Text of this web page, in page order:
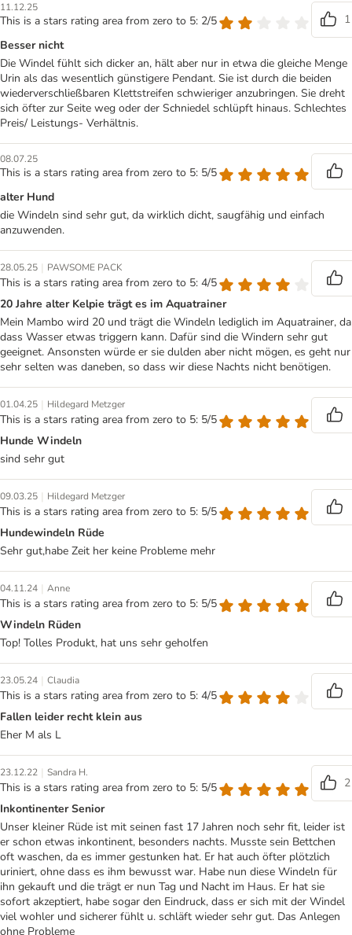
11.12.25
This is a stars rating area from zero to 5: 2/5
1
Besser nicht
Die Windel fühlt sich dicker an, hält aber nur in etwa die gleiche Menge
Urin als das wesentlich günstigere Pendant. Sie ist durch die beiden
wiederverschließbaren Klettstreifen schwieriger anzubringen. Sie dreht
sich öfter zur Seite weg oder der Schniedel schlüpft hinaus. Schlechtes
Preis/ Leistungs- Verhältnis.
08.07.25
This is a stars rating area from zero to 5: 5/5
alter Hund
die Windeln sind sehr gut, da wirklich dicht, saugfähig und einfach
anzuwenden.
28.05.25 | PAWSOME PACK
This is a stars rating area from zero to 5: 4/5
20 Jahre alter Kelpie trägt es im Aquatrainer
Mein Mambo wird 20 und trägt die Windeln lediglich im Aquatrainer, da
dass Wasser etwas triggern kann. Dafür sind die Windern sehr gut
geeignet. Ansonsten würde er sie dulden aber nicht mögen, es geht nur
sehr selten was daneben, so dass wir diese Nachts nicht benötigen.
01.04.25 | Hildegard Metzger
This is a stars rating area from zero to 5: 5/5
Hunde Windeln
sind sehr gut
09.03.25 | Hildegard Metzger
This is a stars rating area from zero to 5: 5/5
Hundewindeln Rüde
Sehr gut,habe Zeit her keine Probleme mehr
04.11.24 | Anne
This is a stars rating area from zero to 5: 5/5
Windeln Rüden
Top! Tolles Produkt, hat uns sehr geholfen
23.05.24 | Claudia
This is a stars rating area from zero to 5: 4/5
Fallen leider recht klein aus
Eher M als L
23.12.22 | Sandra H.
This is a stars rating area from zero to 5: 5/5
2
Inkontinenter Senior
Unser kleiner Rüde ist mit seinen fast 17 Jahren noch sehr fit, leider ist
er schon etwas inkontinent, besonders nachts. Musste sein Bettchen
oft waschen, da es immer gestunken hat. Er hat auch öfter plötzlich
uriniert, ohne dass es ihm bewusst war. Habe nun diese Windeln für
ihn gekauft und die trägt er nun Tag und Nacht im Haus. Er hat sie
sofort akzeptiert, habe sogar den Eindruck, dass er sich mit der Windel
viel wohler und sicherer fühlt u. schläft wieder sehr gut. Das Anlegen
ohne Probleme